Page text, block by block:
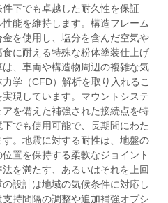
下でも卓越した耐久性を保証
能を維持します。構造フレーム
を使用し、塩分を含んだ空気や
に耐える特殊な粉体塗装仕上げ
、車両や構造物周辺の複雑な気
学（CFD）解析を取り入れるこ
現しています。マウントシステ
を備えた補強された接続点を特
でも使用可能で、長期間にわた
。地震に対する耐性は、地盤の
置を保持する柔軟なジョイント
を満たす、あるいはそれを上回
設計は地域の気候条件に対応し
持間隔の調整や追加補強オプシ